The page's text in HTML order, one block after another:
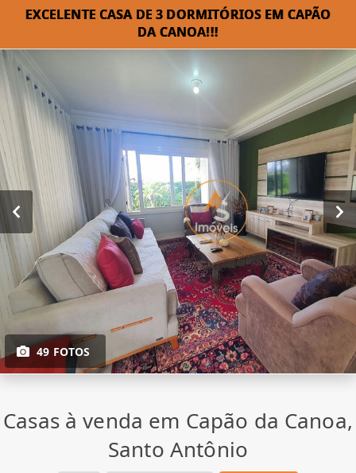
EXCELENTE CASA DE 3 DORMITÓRIOS EM CAPÃO
DA CANOA!!!
49 FOTOS
Casas à venda em Capão da Canoa,
Santo Antônio